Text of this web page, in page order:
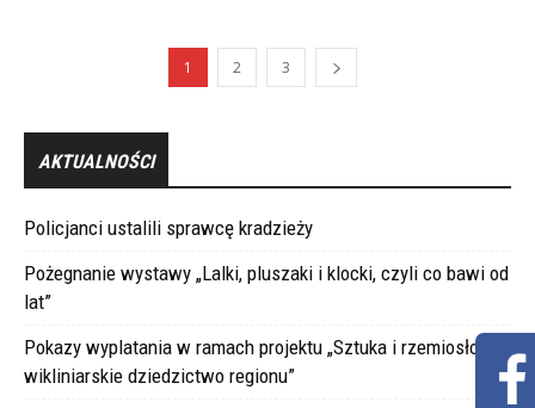
1 2 3
AKTUALNOŚCI
Policjanci ustalili sprawcę kradzieży
Pożegnanie wystawy „Lalki, pluszaki i klocki, czyli co bawi od
lat”
Pokazy wyplatania w ramach projektu „Sztuka i rzemiosło –
wikliniarskie dziedzictwo regionu”